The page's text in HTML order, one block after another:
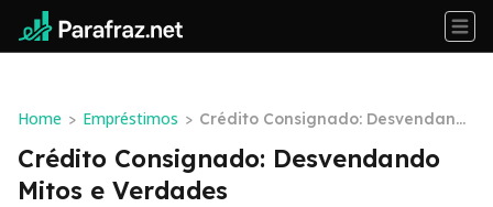
Home > Empréstimos > Crédito Consignado: Desvendand
o Mitos e Verdades
Crédito Consignado: Desvendando
Mitos e Verdades